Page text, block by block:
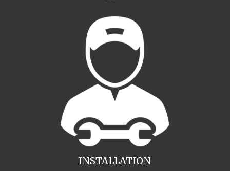
INSTALLATION